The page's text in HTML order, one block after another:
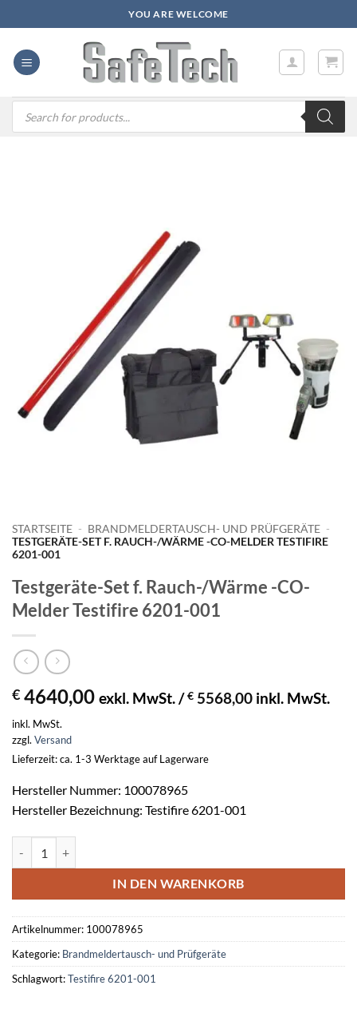
Inhalt
springen
YOU ARE WELCOME
Products
search
STARTSEITE - BRANDMELDERTAUSCH- UND PRÜFGERÄTE -
TESTGERÄTE-SET F. RAUCH-/WÄRME -CO-MELDER TESTIFIRE
6201-001
Testgeräte-Set f. Rauch-/Wärme -CO-
Melder Testifire 6201-001
€ 4640,00 exkl. MwSt. /€ 5568,00 inkl. MwSt.
inkl. MwSt.
zzgl. Versand
Lieferzeit: ca. 1-3 Werktage auf Lagerware
Hersteller Nummer: 100078965
Hersteller Bezeichnung: Testifire 6201-001
IN DEN WARENKORB
Artikelnummer: 100078965
Kategorie: Brandmeldertausch- und Prüfgeräte
Schlagwort:Testifire 6201-001